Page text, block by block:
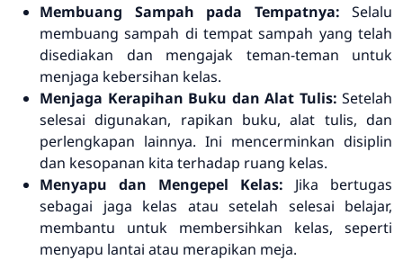
Membuang Sampah pada Tempatnya: Selalu
membuang sampah di tempat sampah yang telah
disediakan dan mengajak teman-teman untuk
menjaga kebersihan kelas.
Menjaga Kerapihan Buku dan Alat Tulis: Setelah
selesai digunakan, rapikan buku, alat tulis, dan
perlengkapan lainnya. Ini mencerminkan disiplin
dan kesopanan kita terhadap ruang kelas.
Menyapu dan Mengepel Kelas: Jika bertugas
sebagai jaga kelas atau setelah selesai belajar,
membantu untuk membersihkan kelas, seperti
menyapu lantai atau merapikan meja.